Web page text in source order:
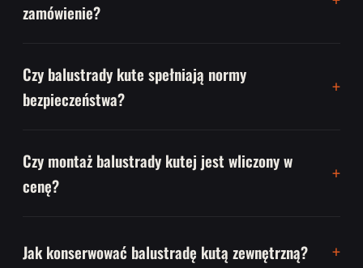
zamówienie?
Czy balustrady kute spełniają normy
bezpieczeństwa?
Czy montaż balustrady kutej jest wliczony w
cenę?
Jak konserwować balustradę kutą zewnętrzną?